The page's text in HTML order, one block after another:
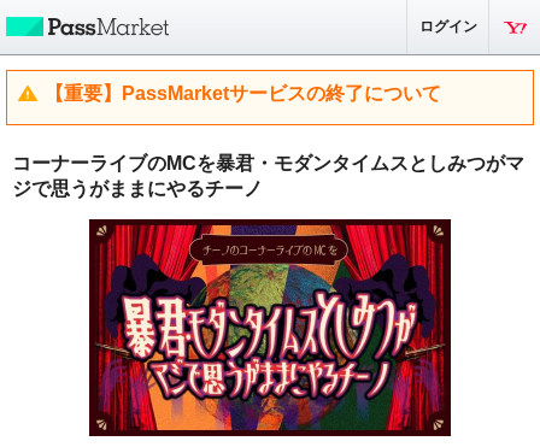
ログイン
【重要】PassMarketサービスの終了について
コーナーライブのMCを暴君・モダンタイムスとしみつがマ
ジで思うがままにやるチーノ